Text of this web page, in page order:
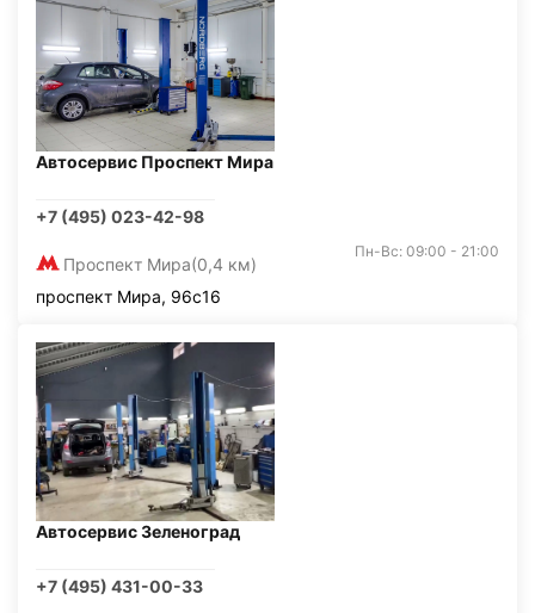
Автосервис Проспект Мира
+7 (495) 023-42-98
Проспект Мира(0,4 км)
Пн-Вс: 09:00 - 21:00
проспект Мира, 96с16
Автосервис Зеленоград
+7 (495) 431-00-33